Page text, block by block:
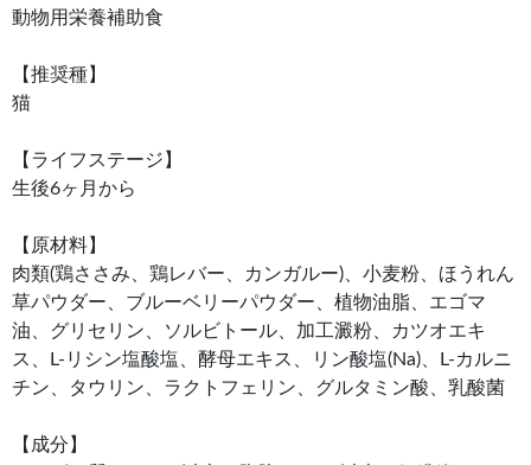
動物用栄養補助食
【推奨種】
猫
【ライフステージ】
生後6ヶ月から
【原材料】
肉類(鶏ささみ、鶏レバー、カンガルー)、小麦粉、ほうれん
草パウダー、ブルーベリーパウダー、植物油脂、エゴマ
油、グリセリン、ソルビトール、加工澱粉、カツオエキ
ス、L-リシン塩酸塩、酵母エキス、リン酸塩(Na)、L-カルニ
チン、タウリン、ラクトフェリン、グルタミン酸、乳酸菌
【成分】